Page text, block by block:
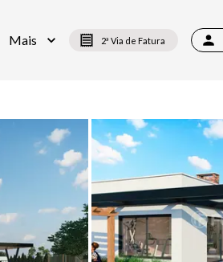
Mais 2ª Via de Fatura